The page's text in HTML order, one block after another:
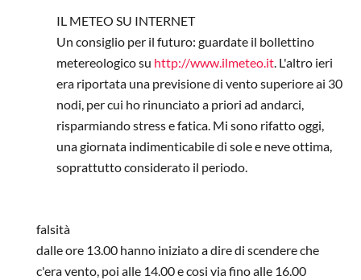
IL METEO SU INTERNET
Un consiglio per il futuro: guardate il bollettino
metereologico su http://www.ilmeteo.it. L'altro ieri
era riportata una previsione di vento superiore ai 30
nodi, per cui ho rinunciato a priori ad andarci,
risparmiando stress e fatica. Mi sono rifatto oggi,
una giornata indimenticabile di sole e neve ottima,
soprattutto considerato il periodo.
falsità
dalle ore 13.00 hanno iniziato a dire di scendere che
c'era vento, poi alle 14.00 e cosi via fino alle 16.00